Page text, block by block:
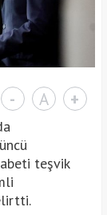
- A +
teşvik